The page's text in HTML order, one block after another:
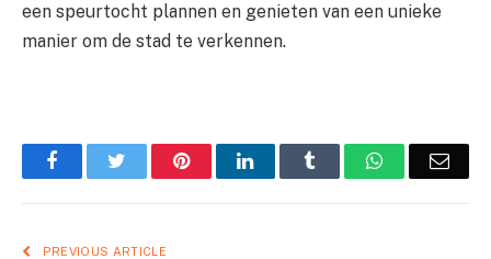
een speurtocht plannen en genieten van een unieke
manier om de stad te verkennen.
FacebookTwitter PinterestLinkedIn Tumblr WhatsApp
PREVIOUS ARTICLE